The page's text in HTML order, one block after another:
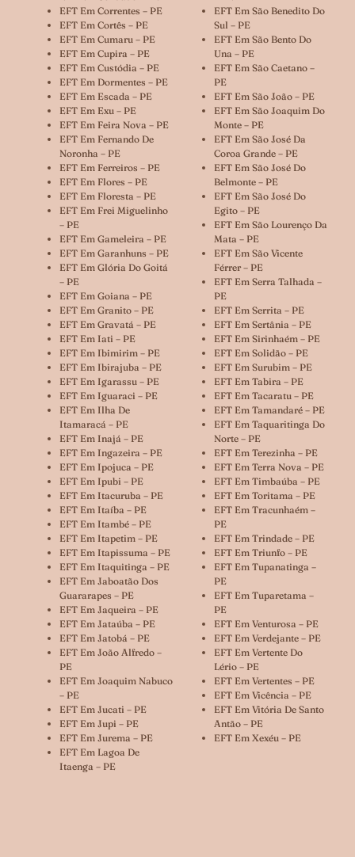
EFT Em Correntes – PE
EFT Em Cortês – PE
EFT Em Cumaru – PE
EFT Em Cupira – PE
EFT Em Custódia – PE
EFT Em Dormentes – PE
EFT Em Escada – PE
EFT Em Exu – PE
EFT Em Feira Nova – PE
EFT Em Fernando De
Noronha – PE
EFT Em Ferreiros – PE
EFT Em Flores – PE
EFT Em Floresta – PE
EFT Em Frei Miguelinho
– PE
EFT Em Gameleira – PE
EFT Em Garanhuns – PE
EFT Em Glória Do Goitá
– PE
EFT Em Goiana – PE
EFT Em Granito – PE
EFT Em Gravatá – PE
EFT Em Iati – PE
EFT Em Ibimirim – PE
EFT Em Ibirajuba – PE
EFT Em Igarassu – PE
EFT Em Iguaraci – PE
EFT Em Ilha De
Itamaracá – PE
EFT Em Inajá – PE
EFT Em Ingazeira – PE
EFT Em Ipojuca – PE
EFT Em Ipubi – PE
EFT Em Itacuruba – PE
EFT Em Itaíba – PE
EFT Em Itambé – PE
EFT Em Itapetim – PE
EFT Em Itapissuma – PE
EFT Em Itaquitinga – PE
EFT Em Jaboatão Dos
Guararapes – PE
EFT Em Jaqueira – PE
EFT Em Jataúba – PE
EFT Em Jatobá – PE
EFT Em João Alfredo –
PE
EFT Em Joaquim Nabuco
– PE
EFT Em Jucati – PE
EFT Em Jupi – PE
EFT Em Jurema – PE
EFT Em Lagoa De
Itaenga – PE
EFT Em São Benedito Do
Sul – PE
EFT Em São Bento Do
Una – PE
EFT Em São Caetano –
PE
EFT Em São João – PE
EFT Em São Joaquim Do
Monte – PE
EFT Em São José Da
Coroa Grande – PE
EFT Em São José Do
Belmonte – PE
EFT Em São José Do
Egito – PE
EFT Em São Lourenço Da
Mata – PE
EFT Em São Vicente
Férrer – PE
EFT Em Serra Talhada –
PE
EFT Em Serrita – PE
EFT Em Sertânia – PE
EFT Em Sirinhaém – PE
EFT Em Solidão – PE
EFT Em Surubim – PE
EFT Em Tabira – PE
EFT Em Tacaratu – PE
EFT Em Tamandaré – PE
EFT Em Taquaritinga Do
Norte – PE
EFT Em Terezinha – PE
EFT Em Terra Nova – PE
EFT Em Timbaúba – PE
EFT Em Toritama – PE
EFT Em Tracunhaém –
PE
EFT Em Trindade – PE
EFT Em Triunfo – PE
EFT Em Tupanatinga –
PE
EFT Em Tuparetama –
PE
EFT Em Venturosa – PE
EFT Em Verdejante – PE
EFT Em Vertente Do
Lério – PE
EFT Em Vertentes – PE
EFT Em Vicência – PE
EFT Em Vitória De Santo
Antão – PE
EFT Em Xexéu – PE